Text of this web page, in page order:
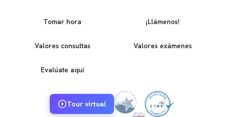
Tomar hora ¡Llámenos!
Valores consultas Valores exámenes
Evalúate aquí
Tour virtual